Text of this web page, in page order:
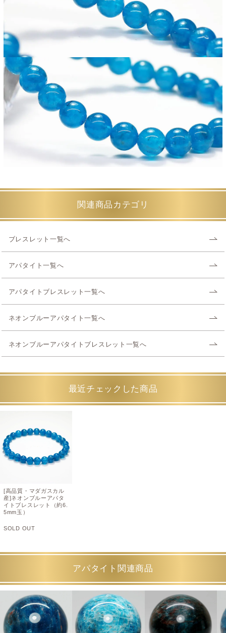
関連商品カテゴリ
ブレスレット一覧へ
アパタイト一覧へ
アパタイトブレスレット一覧へ
ネオンブルーアパタイト一覧へ
ネオンブルーアパタイトブレスレット一覧へ
最近チェックした商品
[高品質・マダガスカル
産]ネオンブルーアパタ
イトブレスレット（約6.
5mm玉）
SOLD OUT
アパタイト関連商品